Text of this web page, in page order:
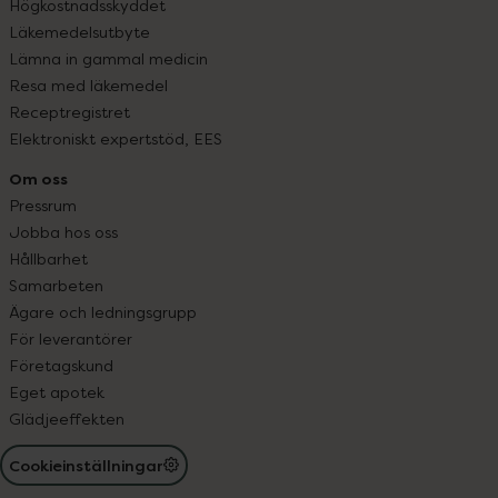
Högkostnadsskyddet
Läkemedelsutbyte
Lämna in gammal medicin
Resa med läkemedel
Receptregistret
Elektroniskt expertstöd, EES
Om oss
Pressrum
Jobba hos oss
Hållbarhet
Samarbeten
Ägare och ledningsgrupp
För leverantörer
Företagskund
Eget apotek
Glädjeeffekten
Cookieinställningar